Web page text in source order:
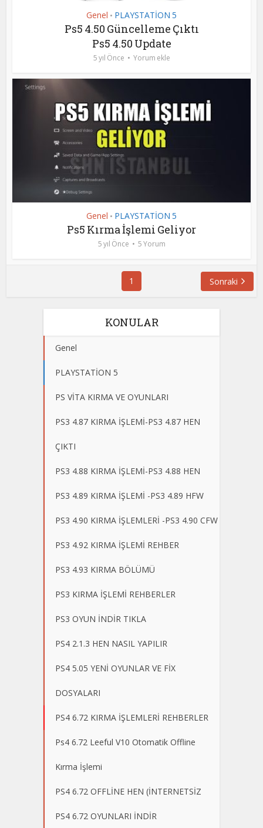
Genel • PLAYSTATİON 5
Ps5 4.50 Güncelleme Çıktı
Ps5 4.50 Update
5 yıl Önce Yorum ekle
Genel • PLAYSTATİON 5
Ps5 Kırma İşlemi Geliyor
5 yıl Önce 5 Yorum
1 Sonraki
KONULAR
Genel
PLAYSTATİON 5
PS VİTA KIRMA VE OYUNLARI
PS3 4.87 KIRMA İŞLEMİ-PS3 4.87 HEN
ÇIKTI
PS3 4.88 KIRMA İŞLEMİ-PS3 4.88 HEN
PS3 4.89 KIRMA İŞLEMİ -PS3 4.89 HFW
PS3 4.90 KIRMA İŞLEMLERİ -PS3 4.90 CFW
PS3 4.92 KIRMA İŞLEMİ REHBER
PS3 4.93 KIRMA BÖLÜMÜ
PS3 KIRMA İŞLEMİ REHBERLER
PS3 OYUN İNDİR TIKLA
PS4 2.1.3 HEN NASIL YAPILIR
PS4 5.05 YENİ OYUNLAR VE FİX
DOSYALARI
PS4 6.72 KIRMA İŞLEMLERİ REHBERLER
Ps4 6.72 Leeful V10 Otomatik Offline
Kırma İşlemi
PS4 6.72 OFFLİNE HEN (İNTERNETSİZ
PS4 6.72 OYUNLARI İNDİR